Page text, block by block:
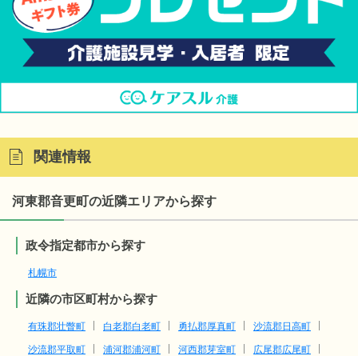
関連情報
河東郡音更町の近隣エリアから探す
政令指定都市から探す
札幌市
近隣の市区町村から探す
有珠郡壮瞥町 白老郡白老町 勇払郡厚真町
沙流郡日高町
沙流郡平取町
浦河郡浦河町 河西郡芽室町
広尾郡広尾町